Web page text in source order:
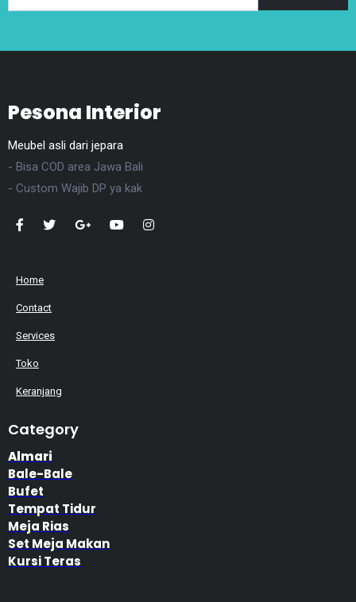
Pesona Interior
Meubel asli dari jepara
- Bisa COD area Jawa Bali
- Custom Wajib DP ya kak
Home
Contact
Services
Toko
Keranjang
Category
Almari
Bale-Bale
Bufet
Tempat Tidur
Meja Rias
Set Meja Makan
Kursi Teras